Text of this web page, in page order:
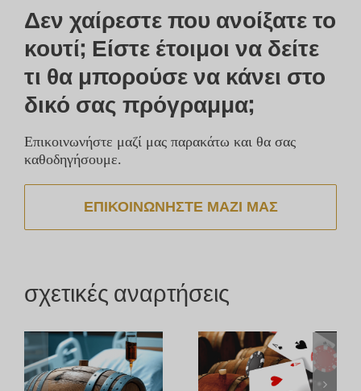
Δεν χαίρεστε που ανοίξατε το
κουτί; Είστε έτοιμοι να δείτε
τι θα μπορούσε να κάνει στο
δικό σας πρόγραμμα;
Επικοινωνήστε μαζί μας παρακάτω και θα σας
καθοδηγήσουμε.
ΕΠΙΚΟΙΝΩΝΉΣΤΕ ΜΑΖΊ ΜΑΣ
σχετικές αναρτήσεις